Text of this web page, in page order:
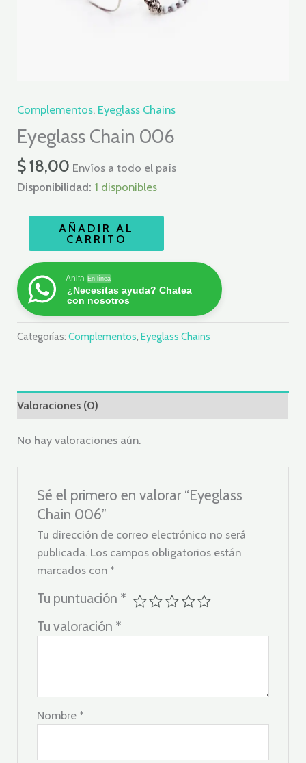
Complementos, Eyeglass Chains
Eyeglass Chain 006
$18,00 Envíos a todo el país
Disponibilidad: 1 disponibles
AÑADIR AL
CARRITO
Anita En línea
¿Necesitas ayuda? Chatea
con nosotros
Categorías:Complementos,Eyeglass Chains
Valoraciones (0)
No hay valoraciones aún.
Sé el primero en valorar “Eyeglass
Chain 006”
Tu dirección de correo electrónico no será
publicada. Los campos obligatorios están
marcados con *
Tu puntuación *
Tu valoración *
Nombre *